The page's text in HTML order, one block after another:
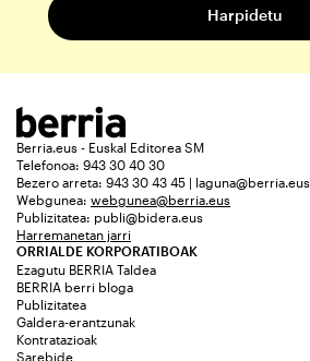
Berria.eus - Euskal Editorea SM
Telefonoa: 943 30 40 30
Bezero arreta: 943 30 43 45 | laguna@berria.eus
Webgunea: webgunea@berria.eus
Publizitatea: publi@bidera.eus
Harremanetan jarri
ORRIALDE KORPORATIBOAK
Ezagutu BERRIA Taldea
BERRIA berri bloga
Publizitatea
Galdera-erantzunak
Kontratazioak
Sarebide